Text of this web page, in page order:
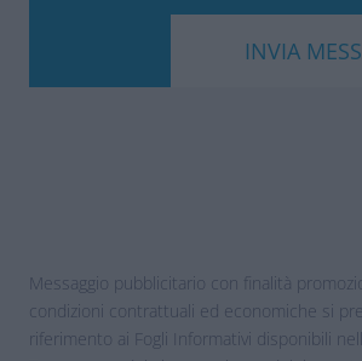
Messaggio pubblicitario con finalità
condizioni contrattuali ed economiche si
riferimento ai Fogli Informativi disponibili